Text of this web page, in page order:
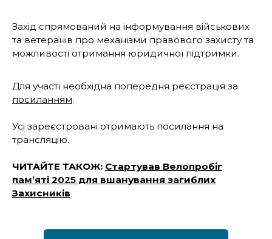
Захід спрямований на інформування військових
та ветеранів про механізми правового захисту та
можливості отримання юридичної підтримки.
Для участі необхідна попередня реєстрація за
посиланням.
Усі зареєстровані отримають посилання на
трансляцію.
ЧИТАЙТЕ ТАКОЖ: Стартував Велопробіг
пам’яті 2025 для вшанування загиблих
Захисників